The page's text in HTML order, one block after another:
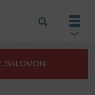
SALOMON